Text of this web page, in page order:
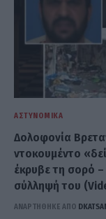
ΑΣΤΥΝΟΜΙΚΆ
Δολοφονία
ντοκουμέντο
έκρυβε τη σορό
σύλληψή του
ΑΝΑΡΤΗΘΗΚΕ ΑΠΟ